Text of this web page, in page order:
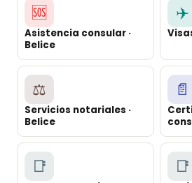
🆘
Asistencia consular ·
Belice
✈️
⚖️
Servicios notariales ·
Belice
📄
📑 📑